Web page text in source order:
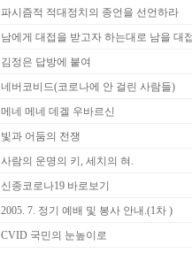
파시즘적 적대정치의 종언을 선언하라
남에게 대접을 받고자 하는대로 남을 대
김정은 답방에 붙여
네버코비드(코로나에 안 걸린 사람들)
메네 메네 데겔 우바르신
빛과 어둠의 전쟁
사람의 운명의 키, 세치의 혀.
신종코로나19 바로보기
2005. 7. 정기 예배 및 봉사 안내.(1차 )
CVID 국민의 눈높이로